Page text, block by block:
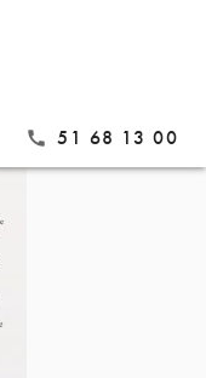
call 51 68 13 00